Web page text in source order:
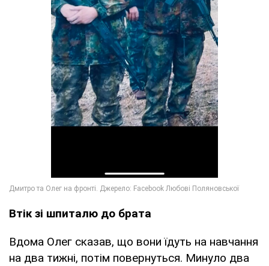
Втік зі шпиталю до брата
Вдома Олег сказав, що вони їдуть на навчання
на два тижні, потім повернуться. Минуло два